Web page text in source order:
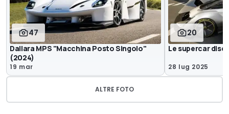
47
Dallara MPS "Macchina Posto Singolo"
(2024)
19 mar
20
Le supercar
28 lug 2025
ALTRE FOTO